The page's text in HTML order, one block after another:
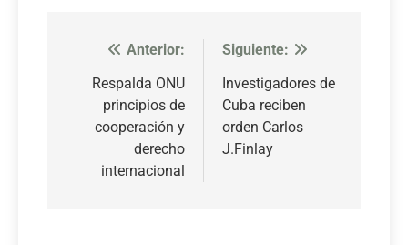
Navegación
entradas
Anterior:
Respalda ONU
principios de
cooperación y
derecho
internacional
Siguiente:
Investigadores de
Cuba reciben
orden Carlos
J.Finlay